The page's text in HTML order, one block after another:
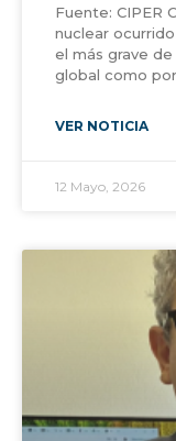
Fuente: CIPER
nuclear
el más grave
global como por
VER NOTICIA
12 Mayo, 2026